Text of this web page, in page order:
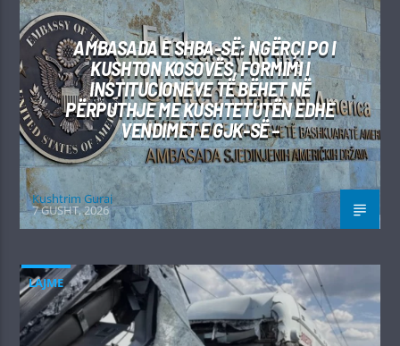
AMBASADA E SHBA-SË: NGËRÇI PO I
KUSHTON KOSOVËS, FORMIMI I
INSTITUCIONEVE TË BËHET NË
PËRPUTHJE ME KUSHTETUTËN EDHE
VENDIMET E GJK-SË –
Kushtrim Guraj
7 GUSHT, 2026
LAJME